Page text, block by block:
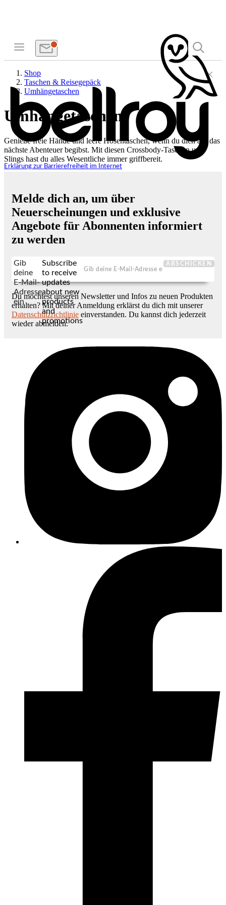
Erklärung zur Barrierefreiheit im Internet
Shop
Taschen & Reisegepäck
Umhängetaschen
Umhängetaschen
Genieße freie Hände und leere Hosentaschen, wenn du dich auf das
nächste Abenteuer begibst. Mit diesen Crossbody-Taschen und
Slings hast du alles Wesentliche immer griffbereit.
Melde dich an, um über
Neuerscheinungen und exklusive
Angebote für Abonnenten informiert
zu werden
Gib
deine
E-Mail-
Adresse
ein
Subscribe
to receive
updates
about new
products
and
promotions
ABSCHICKEN
Du möchtest unseren Newsletter und Infos zu neuen Produkten
erhalten? Mit deiner Anmeldung erklärst du dich mit unserer
Datenschutzrichtlinie einverstanden. Du kannst dich jederzeit
wieder abmelden.